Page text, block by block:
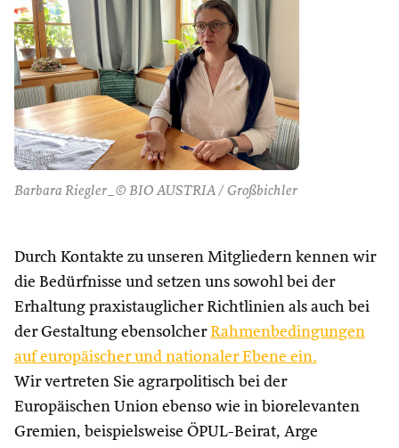
Barbara Riegler_© BIO AUSTRIA / Großbichler
Durch Kontakte zu unseren Mitgliedern kennen wir
die Bedürfnisse und setzen uns sowohl bei der
Erhaltung praxistauglicher Richtlinien als auch bei
der Gestaltung ebensolcher Rahmenbedingungen
auf europäischer und nationaler Ebene ein.
Wir vertreten Sie agrarpolitisch bei der
Europäischen Union ebenso wie in biorelevanten
Gremien, beispielsweise ÖPUL-Beirat, Arge